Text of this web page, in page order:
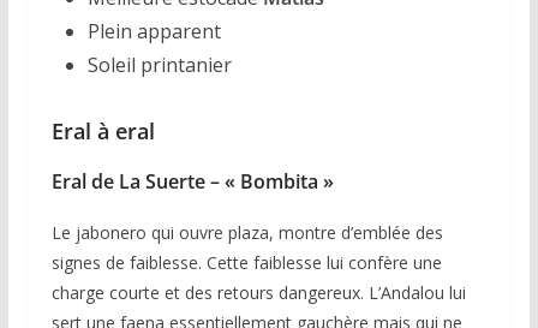
Plein apparent
Soleil printanier
Eral à eral
Eral de La Suerte – « Bombita »
Le jabonero qui ouvre plaza, montre d’emblée des
signes de faiblesse. Cette faiblesse lui confère une
charge courte et des retours dangereux. L’Andalou lui
sert une faena essentiellement gauchère mais qui ne